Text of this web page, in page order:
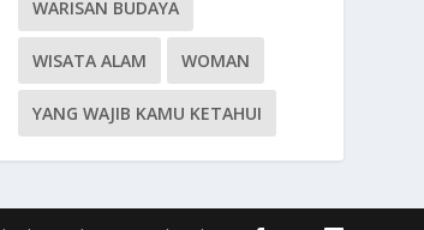
WARISAN BUDAYA
WISATA ALAM WOMAN
YANG WAJIB KAMU KETAHUI